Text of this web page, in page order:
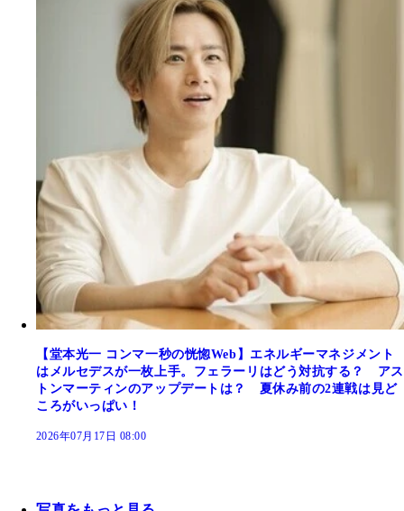
【堂本光一 コンマ一秒の恍惚Web】エネルギーマネジメント
はメルセデスが一枚上手。フェラーリはどう対抗する？ アス
トンマーティンのアップデートは？ 夏休み前の2連戦は見ど
ころがいっぱい！
2026年07月17日 08:00